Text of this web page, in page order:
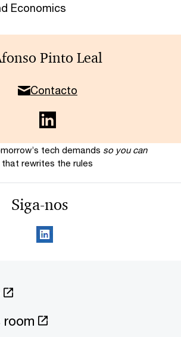
Economics
Pinto Leal
Contacto
tech demands so you can
rewrites the rules
Siga-nos